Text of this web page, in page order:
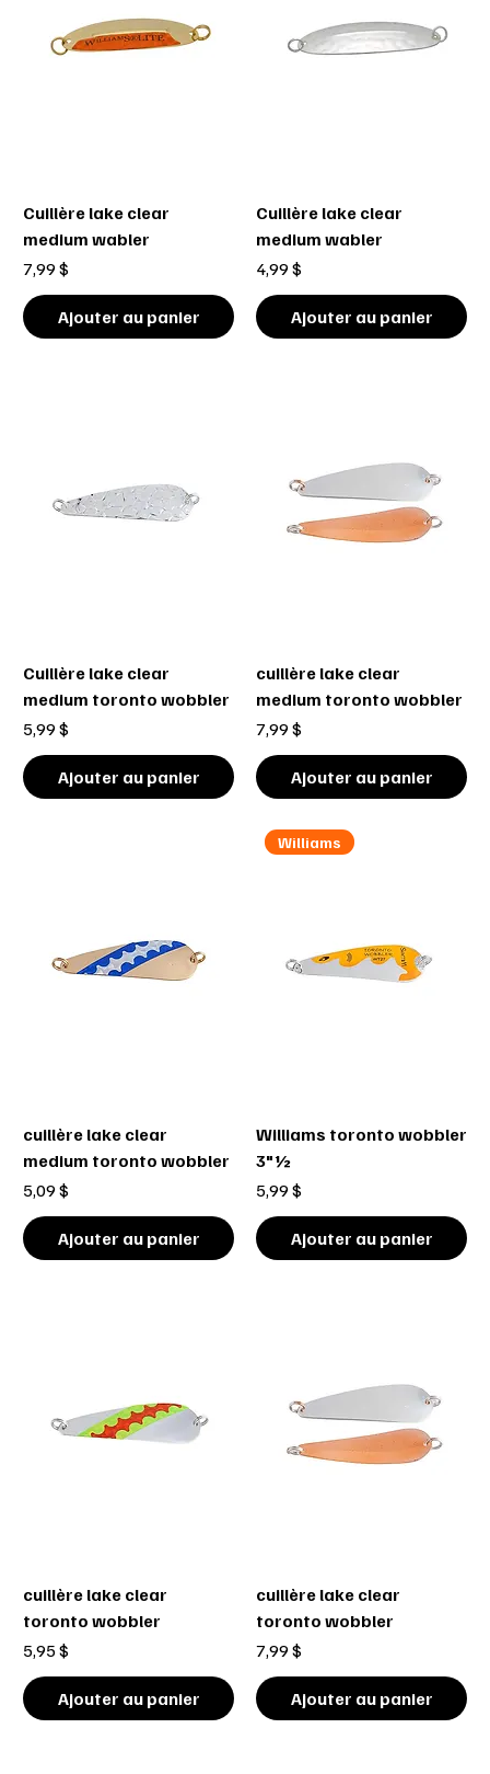
Cuillère lake clear
medium wabler
Prix
7,99 $
Ajouter au panier
Cuillère lake clear
medium wabler
Prix
4,99 $
Ajouter au panier
Cuillère lake clear
medium toronto wobbler
Prix
5,99 $
Ajouter au panier
cuillère lake clear
medium toronto wobbler
Prix
7,99 $
Ajouter au panier
cuillère lake clear
medium toronto wobbler
Prix
5,09 $
Ajouter au panier
Williams
Williams toronto wobbler
3"½
Prix
5,99 $
Ajouter au panier
cuillère lake clear
toronto wobbler
Prix
5,95 $
Ajouter au panier
cuillère lake clear
toronto wobbler
Prix
7,99 $
Ajouter au panier